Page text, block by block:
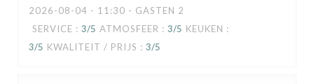
2026-08-04 - 11:30 - GASTEN 2
SERVICE : 3/5 ATMOSFEER : 3/5 KEUKEN :
3/5 KWALITEIT / PRIJS : 3/5